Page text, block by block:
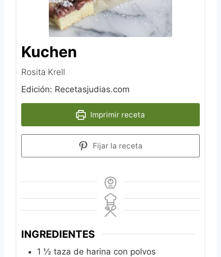
Kuchen
Rosita Krell
Edición: Recetasjudias.com
Imprimir receta
Fijar la receta
INGREDIENTES
1 ½ taza de harina con polvos